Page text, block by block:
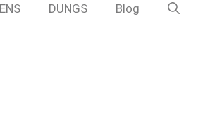
DUNGS Blog